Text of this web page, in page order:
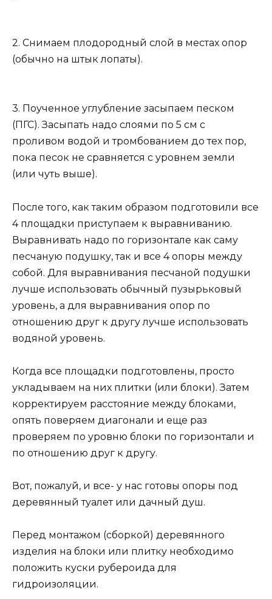
2. Снимаем плодородный слой в местах опор
(обычно на штык лопаты).
3. Поученное углубление засыпаем песком
(ПГС). Засыпать надо слоями по 5 см с
проливом водой и тромбованием до тех пор,
пока песок не сравняется с уровнем земли
(или чуть выше).
После того, как таким образом подготовили все
4 площадки приступаем к выравниванию.
Выравнивать надо по горизонтале как саму
песчаную подушку, так и все 4 опоры между
собой. Для выравнивания песчаной подушки
лучше использовать обычный пузырьковый
уровень, а для выравнивания опор по
отношению друг к другу лучше использовать
водяной уровень.
Когда все площадки подготовлены, просто
укладываем на них плитки (или блоки). Затем
корректируем расстояние между блоками,
опять поверяем диагонали и еще раз
проверяем по уровню блоки по горизонтали и
по отношению друг к другу.
Вот, пожалуй, и все- у нас готовы опоры под
деревянный туалет или дачный душ.
Перед монтажом (сборкой) деревянного
изделия на блоки или плитку необходимо
положить куски рубероида для
гидроизоляции.